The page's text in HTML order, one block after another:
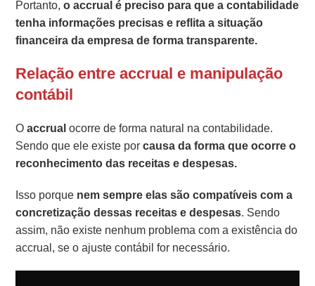
Portanto,o accrual é preciso para que a contabilidade
tenha informações precisas e reflita a situação
financeira da empresa de forma transparente.
Relação entre accrual e manipulação
contábil
Oaccrualocorre de forma natural na contabilidade.
Sendo que ele existe porcausa da forma que ocorre o
reconhecimento das receitas e despesas.
Isso porque nem sempre elas são compatíveis com a
concretização dessas receitas e despesas. Sendo
assim, não existe nenhum problema com a existência do
accrual, se o ajuste contábil for necessário.